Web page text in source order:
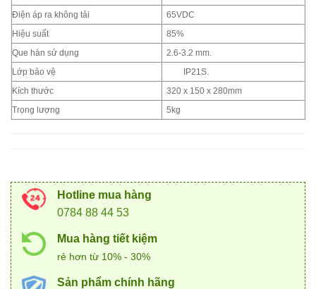
Điện áp ra không tải 65VDC
Hiệu suất 85%
Que hàn sử dụng 2.6-3.2 mm.
Lớp bảo vệ IP21S.
Kích thước 320 x 150 x 280mm
Trọng lượng 5kg
Hotline mua hàng
0784 88 44 53
Mua hàng tiết kiệm
rẻ hơn từ 10% - 30%
Sản phẩm chính hãng